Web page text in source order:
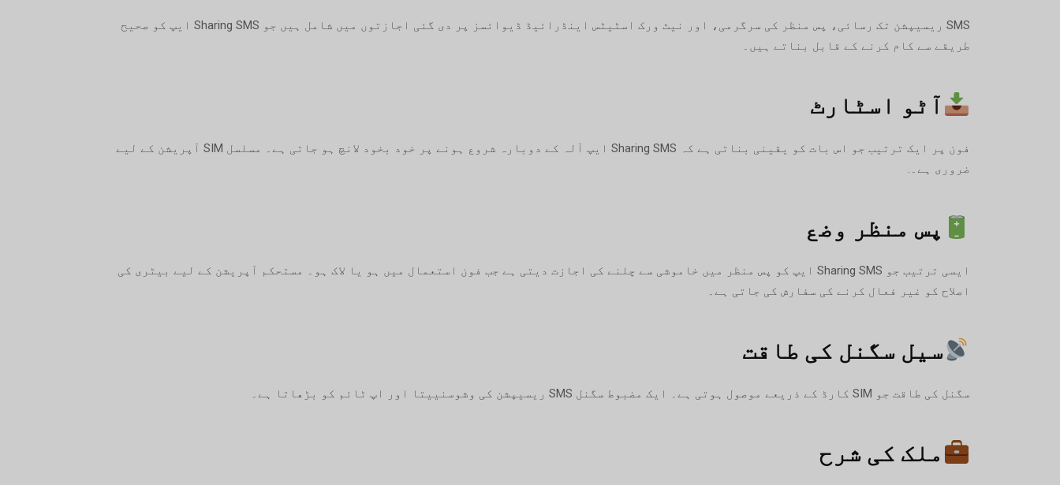
SMS ریسیپشن تک رسائی، پس منظر کی سرگرمی، اور نیٹ ورک اسٹیٹس اینڈرائیڈ ڈیوائسز پر دی گئی اجازتوں میں شامل ہیں جو Sharing SMS ایپ کو صحیح
طریقے سے کام کرنے کے قابل بناتے ہیں۔
آٹو اسٹارٹ
فون پر ایک ترتیب جو اس بات کو یقینی بناتی ہے کہ Sharing SMS ایپ آلہ کے دوبارہ شروع ہونے پر خود بخود لانچ ہو جاتی ہے۔ مسلسل SIM آپریشن کے لیے
ضروری ہے۔.
پس منظر وضع
ایسی ترتیب جو Sharing SMS ایپ کو پس منظر میں خاموشی سے چلنے کی اجازت دیتی ہے جب فون استعمال میں ہو یا لاک ہو۔ مستحکم آپریشن کے لیے بیٹری کی
اصلاح کو غیر فعال کرنے کی سفارش کی جاتی ہے۔
سیل سگنل کی طاقت
سگنل کی طاقت جو SIM کارڈ کے ذریعے موصول ہوتی ہے۔ ایک مضبوط سگنل SMS ریسیپشن کی وشوسنییتا اور اپ ٹائم کو بڑھاتا ہے۔
ملک کی شرح